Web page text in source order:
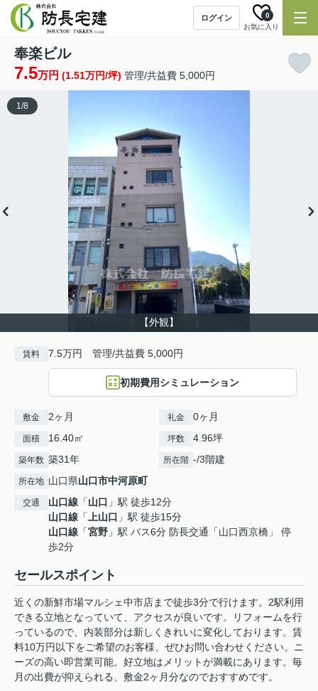
ログイン
お気に入り
0
奉楽ビル
7.5万円 (1.51万円/坪) 管理/共益費 5,000円
【外観】
1/8
賃料 7.5万円 管理/共益費 5,000円
初期費用シミュレーション
敷金 2ヶ月 礼金 0ヶ月
面積 16.40㎡ 坪数 4.96坪
築年数 築31年 所在階 -/3階建
所在地 山口県山口市中河原町
交通 山口線 「山口 」駅 徒歩12分
山口線 「上山口 」駅 徒歩15分
山口線 「宮野 」駅 バス6分 防長交通「山口西京橋」 停
歩2分
セールスポイント
近くの新鮮市場マルシェ中市店まで徒歩3分で行けます。2駅利用
できる立地となっていて、アクセスが良いです。リフォームを行
っているので、内装部分は新しくきれいに変化しております。賃
料10万円以下をご希望のお客様、ぜひお問い合わせください。ニ
ーズの高い即営業可能。好立地はメリットが満載にあります。毎
月の出費が抑えられる、敷金2ヶ月分なのでおすすめです。